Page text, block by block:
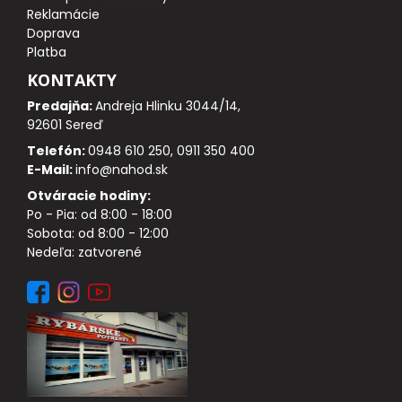
Reklamácie
Doprava
Platba
KONTAKTY
Predajňa:Andreja Hlinku 3044/14,
92601 Sereď
Telefón:0948 610 250, 0911 350 400
E-Mail:info@nahod.sk
Otváracie hodiny:
Po - Pia: od 8:00 - 18:00
Sobota: od 8:00 - 12:00
Nedeľa: zatvorené
DOPLNKY K NAVIJAKOM
BIŽUTÉRIA
VLASCE, ŠNÚRY, PLETENKY
HÁČIKY
OBRATLÍKY A KARABÍNKY
MONTÁŽE A KLIPY
hotové náväzce
HADIČKY, PREVLEKY, ROVNÁTKA